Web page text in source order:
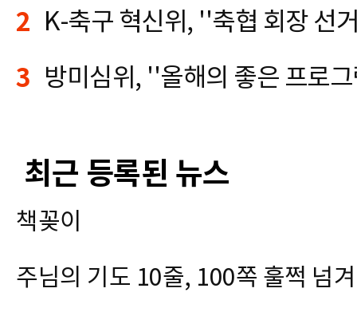
2
3
최근 등록된 뉴스
책꽂이
주님의 기도 10줄, 100쪽 훌쩍 넘